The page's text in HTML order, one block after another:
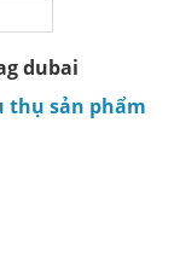
dubai
thụ sản phẩm